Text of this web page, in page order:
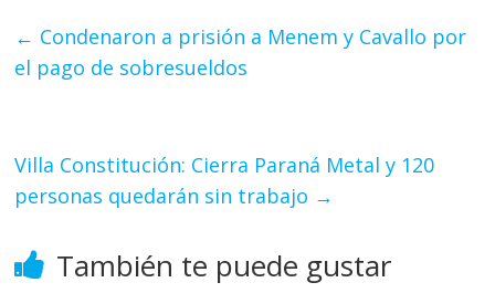
← Condenaron a prisión a Menem y Cavallo por
el pago de sobresueldos
Villa Constitución: Cierra Paraná Metal y 120
personas quedarán sin trabajo →
También te puede gustar